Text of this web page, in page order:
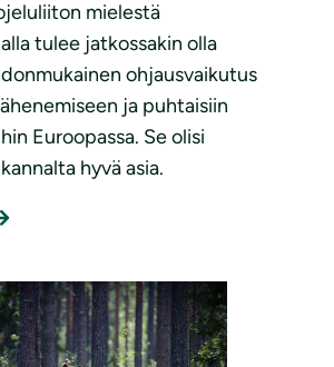
mielestä
tulee jatkossakin olla
ohjausvaikutus
ja puhtaisiin
Euroopassa. Se olisi
hyvä asia.